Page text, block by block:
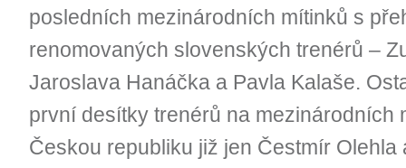
posledních mezinárodních mítinků s
renomovaných slovenských trenérů –
Jaroslava Hanáčka a Pavla Kalaše.
první desítky trenérů na mezinárodních
Českou republiku již jen Čestmír